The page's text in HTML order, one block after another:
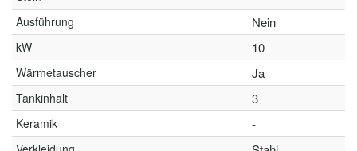
Ausführung Nein
kW 10
Wärmetauscher Ja
Tankinhalt 3
Keramik -